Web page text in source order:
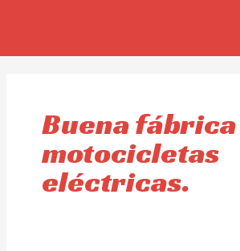
Buena
motocicletas
eléctricas.